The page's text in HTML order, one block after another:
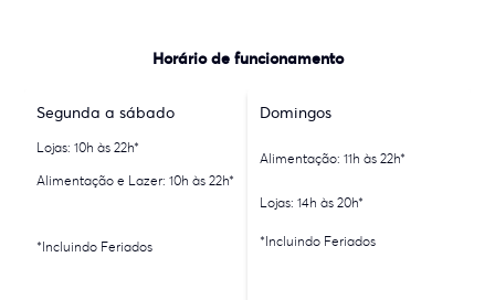
Horário de funcionamento
Segunda a sábado
Lojas: 10h às 22h*
Alimentação e Lazer: 10h às 22h*
*Incluindo Feriados
Domingos
Alimentação: 11h às 22h*
Lojas: 14h às 20h*
*Incluindo Feriados